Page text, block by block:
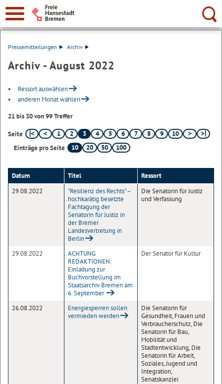
Suche:
Pressemitteilungen Archiv
Archiv - August 2022
Ressort auswählen
anderen Monat wählen
21 bis 30 von 99 Treffer
Seite 1 2 3 4 5 6 7 8 9
10
Einträge pro Seite
10 20 50 100
Datum Titel
Ressort
29.08.2022
"Resilienz des Rechts" –
hochkarätig besetzte
Fachtagung der
Senatorin für Justiz in
der Bremer
Landesvertretung in
Berlin
Die Senatorin für Justiz
und Verfassung
29.08.2022
ACHTUNG
REDAKTIONEN:
Einladung zur
Buchvorstellung im
Staatsarchiv Bremen am
6. September
Der Senator für Kultur
26.08.2022
Energiesperren sollen
vermieden werden
Die Senatorin für
Gesundheit, Frauen und
Verbraucherschutz, Die
Senatorin für Bau,
Mobilität und
Stadtentwicklung, Die
Senatorin für Arbeit,
Soziales, Jugend und
Integration,
Senatskanzlei